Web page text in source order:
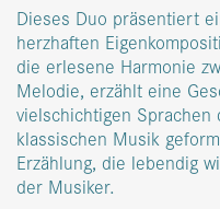
Dieses Duo präsentiert
herzhaften
die erlesene Harmonie
Melodie, erzählt eine
vielschichtigen
klassischen Musik
Erzählung, die lebendig
der Musiker.